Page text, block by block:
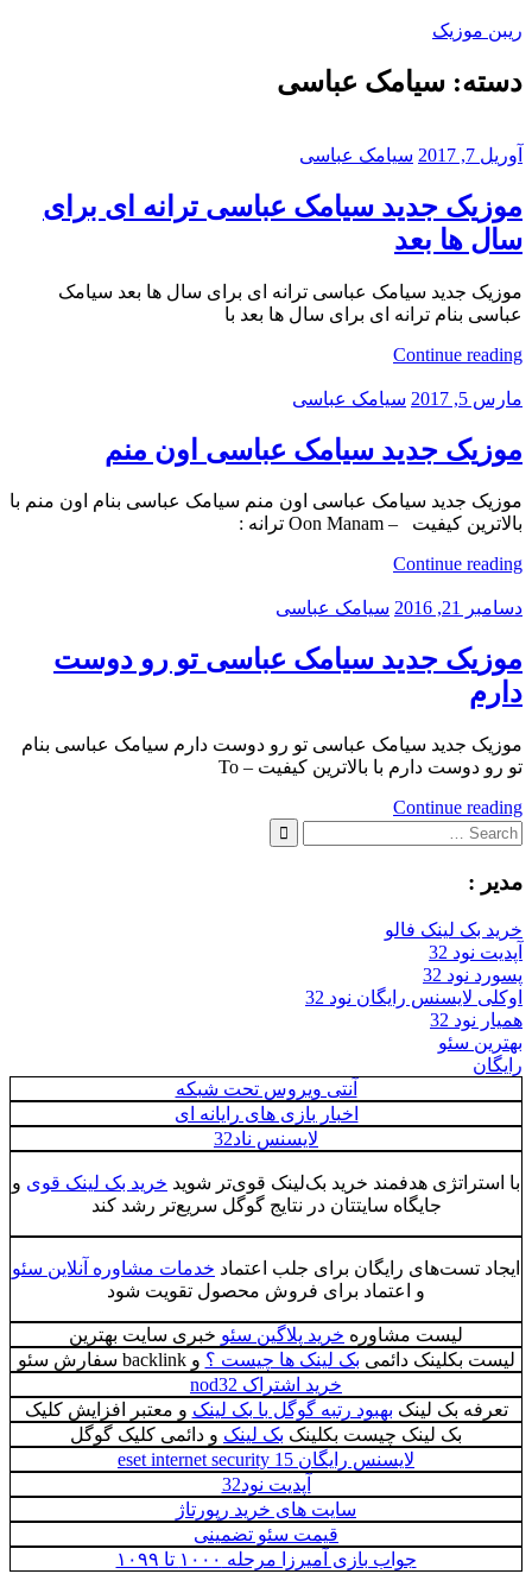
Skip
ریبن موزیک
دانلود
دسته: سیامک عباسی
آوریل 7, 2017 سیامک عباسی
موزیک جدید سیامک عباسی ترانه ای برای
سال ها بعد
موزیک جدید سیامک عباسی ترانه ای برای سال ها بعد سیامک
عباسی بنام ترانه ای برای سال ها بعد با
Continue reading
مارس 5, 2017 سیامک عباسی
موزیک جدید سیامک عباسی اون منم
موزیک جدید سیامک عباسی اون منم سیامک عباسی بنام اون منم با
بالاترین کیفیت – Oon Manam ترانه :
Continue reading
دسامبر 21, 2016 سیامک عباسی
موزیک جدید سیامک عباسی تو رو دوست
دارم
موزیک جدید سیامک عباسی تو رو دوست دارم سیامک عباسی بنام
تو رو دوست دارم با بالاترین کیفیت – To
Continue reading
Search
for:
Search
مدیر :
خرید بک لینک فالو
آپدیت نود 32
پسورد نود 32
اوکلی لایسنس رایگان نود 32
همیار نود 32
بهترین سئو
رایگان
آنتی ویروس تحت شبکه
اخبار بازی های رایانه ای
لایسنس ناد32
با استراتژی هدفمند خرید بک‌لینک قوی‌تر شوید خرید بک لینک قوی و
جایگاه سایتتان در نتایج گوگل سریع‌تر رشد کند
ایجاد تست‌های رایگان برای جلب اعتماد خدمات مشاوره آنلاین سئو
و اعتماد برای فروش محصول تقویت شود
لیست مشاوره خرید پلاگین سئو خبری سایت بهترین
لیست بکلینک دائمی بک لینک ها چیست ؟ و backlink سفارش سئو
خرید اشتراک nod32
تعرفه بک لینک بهبود رتبه‌ گوگل با بک لینک و معتبر افزایش کلیک
بک لینک چیست بکلینک بک لینک و دائمی کلیک گوگل
لایسنس رایگان eset internet security 15
آپدیت نود32
سایت های خرید رپورتاژ
قیمت سئو تضمینی
جواب بازی آمیرزا مرحله ۱۰۰۰ تا ۱۰۹۹